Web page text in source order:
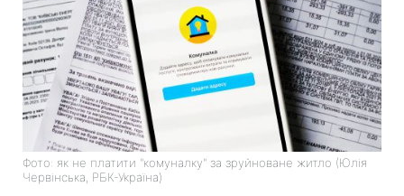
Фото: як не платити "комуналку" за зруйноване житло (Юлія
Червінська, РБК-Україна)